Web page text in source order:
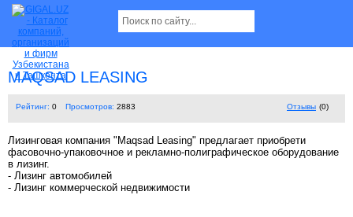
MAQSAD LEASING
Рейтинг: 0 Просмотров: 2883 Отзывы (0)
Лизинговая компания "Maqsad Leasing" предлагает приобрети
фасовочно-упаковочное и рекламно-полиграфическое оборудование
в лизинг.
- Лизинг автомобилей
- Лизинг коммерческой недвижимости